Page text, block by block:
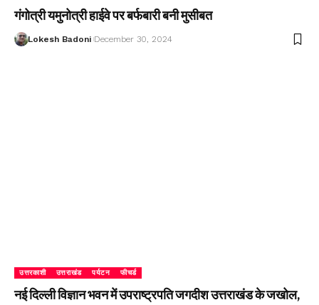
गंगोत्री यमुनोत्री हाईवे पर बर्फबारी बनी मुसीबत
Lokesh Badoni December 30, 2024
उत्तरकाशी उत्तराखंड पर्यटन फीचर्ड
नई दिल्ली विज्ञान भवन में उपराष्ट्रपति जगदीश उत्तराखंड के जखोल,